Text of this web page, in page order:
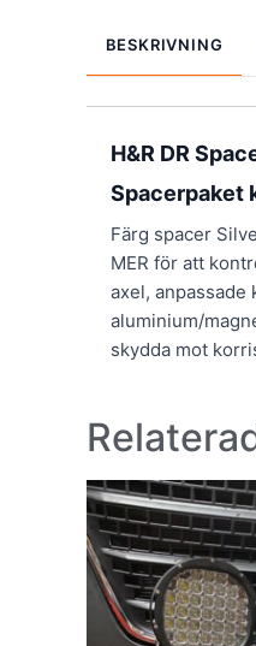
BESKRIVNING
H&R DR
Spacerpaket
Färg spacer
MER för att
axel, anpassade
aluminium/
skydda mot